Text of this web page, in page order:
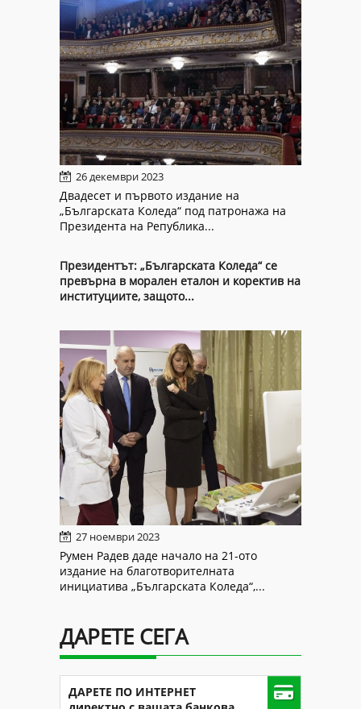
26 декември 2023
Двадесет и първото издание на
„Българската Коледа“ под патронажа на
Президента на Република...
Президентът: „Българската Коледа“ се
превърна в морален еталон и коректив на
институциите, защото...
27 ноември 2023
Румен Радев даде начало на 21-ото
издание на благотворителната
инициатива „Българската Коледа“,...
ДАРЕТЕ СЕГА
ДАРЕТЕ ПО ИНТЕРНЕТ